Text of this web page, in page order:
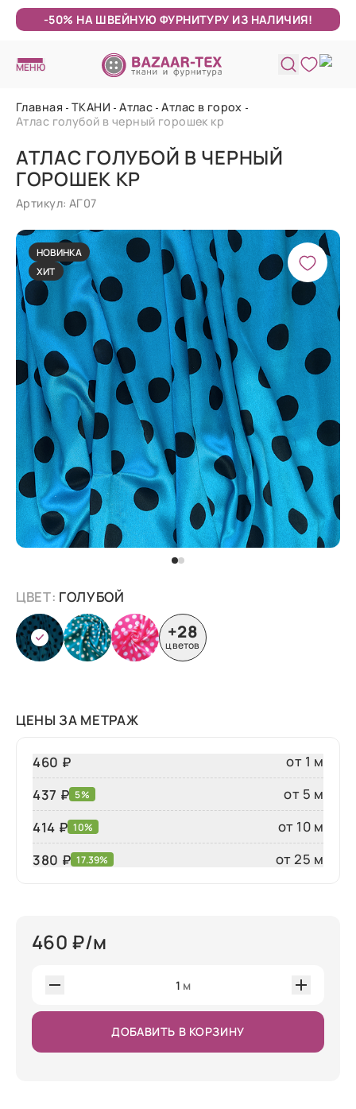
-50% НА ШВЕЙНУЮ ФУРНИТУРУ ИЗ НАЛИЧИЯ!
МЕНЮ
Главная ТКАНИ Атлас Атлас в горох
Атлас голубой в черный горошек кр
АТЛАС ГОЛУБОЙ В ЧЕРНЫЙ
ГОРОШЕК КР
Артикул: АГ07
НОВИНКА
ХИТ
ЦВЕТ: ГОЛУБОЙ
+28
цветов
ЦЕНЫ ЗА МЕТРАЖ
460 ₽
от 1 м
437 ₽ 5%
от 5 м
414 ₽ 10%
от 10 м
380 ₽ 17.39% от 25 м
460 ₽/м
1 м
ДОБАВИТЬ В КОРЗИНУ